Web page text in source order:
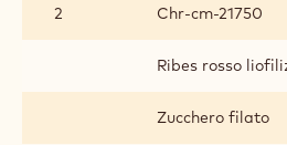
DECORAZIONI
2 Chr-cm-21750
Ribes rosso
Zucchero filato